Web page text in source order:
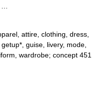
attire, clothing, dress,
guise, livery, mode,
wardrobe; concept 451